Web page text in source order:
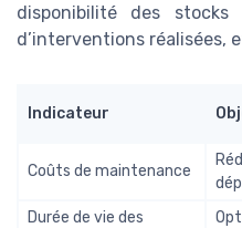
disponibilité des stocks
d’interventions réalisées,
Indicateur
Coûts de maintenance
Durée de vie des